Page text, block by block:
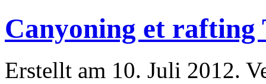
Canyoning et
Erstellt am 10. Juli 2012.